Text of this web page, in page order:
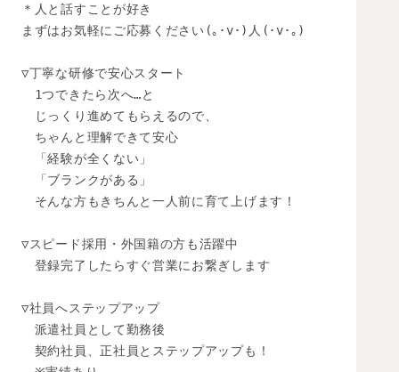
＊人と話すことが好き
まずはお気軽にご応募ください(｡･v･)人(･v･｡)
▽丁寧な研修で安心スタート
1つできたら次へ…と
じっくり進めてもらえるので、
ちゃんと理解できて安心
「経験が全くない」
「ブランクがある」
そんな方もきちんと一人前に育て上げます！
▽スピード採用・外国籍の方も活躍中
登録完了したらすぐ営業にお繋ぎします
▽社員へステップアップ
派遣社員として勤務後
契約社員、正社員とステップアップも！